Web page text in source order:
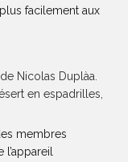
facilement aux
Nicolas Duplàa.
en espadrilles,
membres